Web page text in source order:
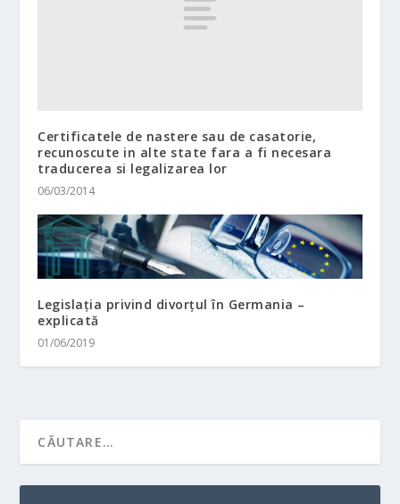
Certificatele de nastere sau de casatorie,
recunoscute in alte state fara a fi necesara
traducerea si legalizarea lor
06/03/2014
Legislația privind divorțul în Germania –
explicată
01/06/2019